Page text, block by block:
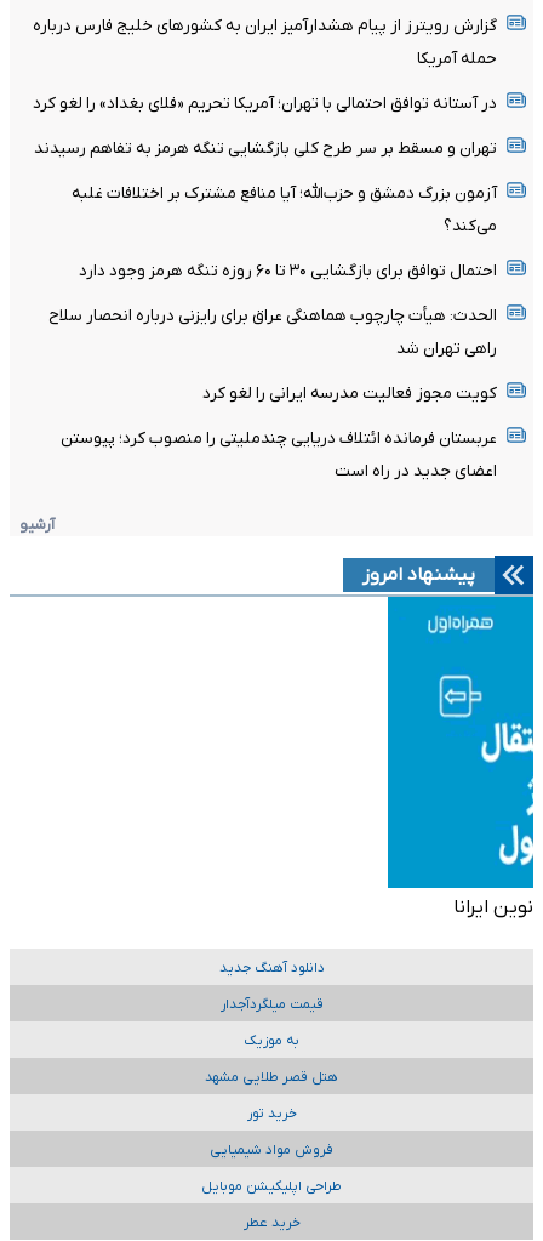
گزارش رویترز از پیام هشدارآمیز ایران به کشورهای خلیج فارس درباره
حمله آمریکا
در آستانه توافق احتمالی با تهران؛ آمریکا تحریم «فلای بغداد» را لغو کرد
تهران و مسقط بر سر طرح کلی بازگشایی تنگه هرمز به تفاهم رسیدند
آزمون بزرگ دمشق و حزب‌الله؛ آیا منافع مشترک بر اختلافات غلبه
می‌کند؟
احتمال توافق برای بازگشایی ۳۰ تا ۶۰ روزه تنگه هرمز وجود دارد
الحدث: هیأت چارچوب هماهنگی عراق برای رایزنی درباره انحصار سلاح
راهی تهران شد
کویت مجوز فعالیت مدرسه ایرانی را لغو کرد
عربستان فرمانده ائتلاف دریایی چندملیتی را منصوب کرد؛ پیوستن
اعضای جدید در راه است
آرشیو
پیشنهاد امروز
نوین ایرانا
دانلود آهنگ جدید
قیمت میلگردآجدار
به موزیک
هتل قصر طلایی مشهد
خرید تور
فروش مواد شیمیایی
طراحی اپلیکیشن موبایل
خرید عطر